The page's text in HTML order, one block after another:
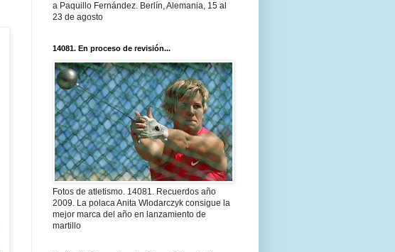
a Paquillo Fernández. Berlín, Alemania, 15 al
23 de agosto
14081. En proceso de revisión...
Fotos de atletismo. 14081. Recuerdos año
2009. La polaca Anita Wlodarczyk consigue la
mejor marca del año en lanzamiento de
martillo